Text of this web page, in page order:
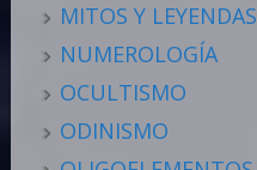
MITOS Y LEYENDAS
NUMEROLOGÍA
OCULTISMO
ODINISMO